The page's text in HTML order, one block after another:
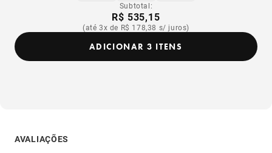
Subtotal:
R$ 535,15
(até 3x de R$ 178,38 s/ juros)
ADICIONAR 3 ITENS
AVALIAÇÕES